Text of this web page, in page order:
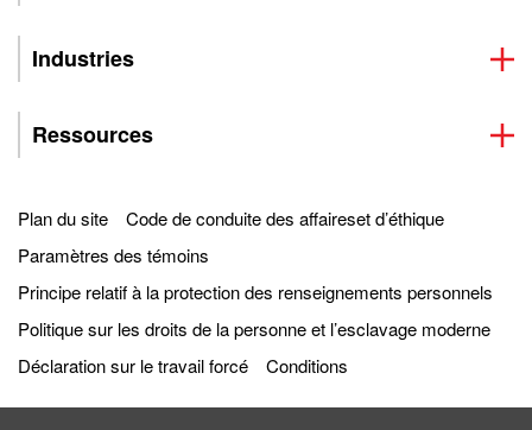
Industries
Ressources
Plan du site
Code de conduite des affaireset d’éthique
Paramètres des témoins
Principe relatif à la protection des renseignements personnels
Politique sur les droits de la personne et l’esclavage moderne
Déclaration sur le travail forcé
Conditions